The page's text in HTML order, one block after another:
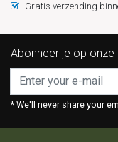
Gratis verzending
Abonneer je op onze
* We'll never share your